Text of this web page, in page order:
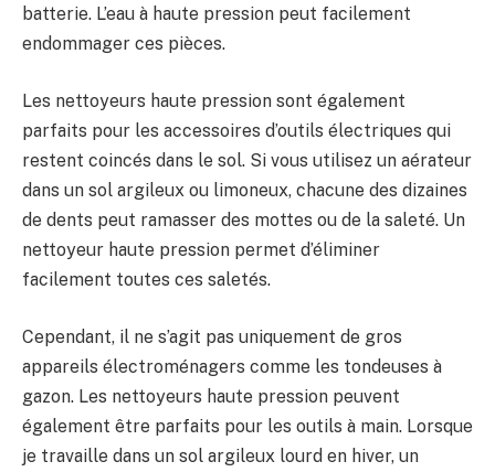
batterie. L’eau à haute pression peut facilement
endommager ces pièces.
Les nettoyeurs haute pression sont également
parfaits pour les accessoires d’outils électriques qui
restent coincés dans le sol. Si vous utilisez un aérateur
dans un sol argileux ou limoneux, chacune des dizaines
de dents peut ramasser des mottes ou de la saleté. Un
nettoyeur haute pression permet d’éliminer
facilement toutes ces saletés.
Cependant, il ne s’agit pas uniquement de gros
appareils électroménagers comme les tondeuses à
gazon. Les nettoyeurs haute pression peuvent
également être parfaits pour les outils à main. Lorsque
je travaille dans un sol argileux lourd en hiver, un